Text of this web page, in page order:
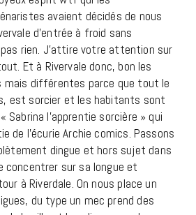
avaient décidés de nous
d’entrée à froid sans
rien. J’attire votre attention sur
Et à Rivervale donc, bon les
mais différentes parce que tout le
est sorcier et les habitants sont
Sabrina l’apprentie sorcière » qui
de l’écurie Archie comics. Passons
dingue et hors sujet dans
concentrer sur sa longue et
à Riverdale. On nous place un
du type un mec prend des